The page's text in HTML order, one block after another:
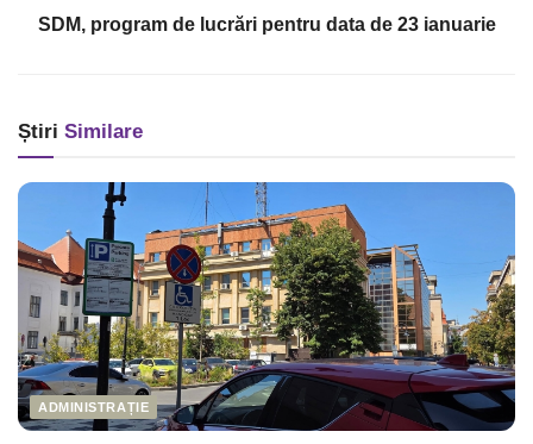
SDM, program de lucrări pentru data de 23 ianuarie
Știri Similare
ADMINISTRAȚIE